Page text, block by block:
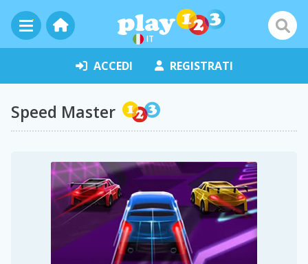
IT
ACCEDI REGISTRATI
Speed Master